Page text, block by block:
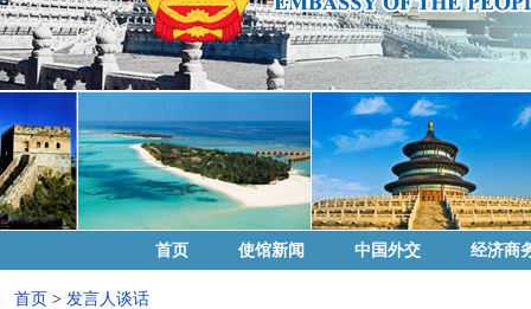
首页 使馆新闻 中国外交 经济商
首页 > 发言人谈话